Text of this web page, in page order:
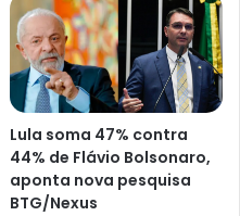
Lula soma 47% contra
44% de Flávio Bolsonaro,
aponta nova pesquisa
BTG/Nexus